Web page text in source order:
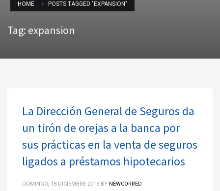
HOME POSTS TAGGED "EXPANSION"
Tag: expansion
La Dirección General de Seguros da
un tirón de orejas a la banca por
sus prácticas en la venta de seguros
ligados a préstamos hipotecarios
DOMINGO, 18 DICIEMBRE 2016 BY NEWCORRED